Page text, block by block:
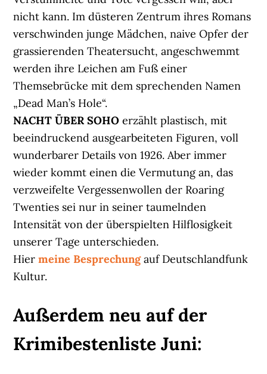
nicht kann. Im düsteren Zentrum ihres Romans
verschwinden junge Mädchen, naive Opfer der
grassierenden Theatersucht, angeschwemmt
werden ihre Leichen am Fuß einer
Themsebrücke mit dem sprechenden Namen
„Dead Man’s Hole“.
NACHT ÜBER SOHO erzählt plastisch, mit
beeindruckend ausgearbeiteten Figuren, voll
wunderbarer Details von 1926. Aber immer
wieder kommt einen die Vermutung an, das
verzweifelte Vergessenwollen der Roaring
Twenties sei nur in seiner taumelnden
Intensität von der überspielten Hilflosigkeit
unserer Tage unterschieden.
Hiermeine Besprechungauf Deutschlandfunk
Kultur.
Außerdem neu auf der
Krimibestenliste Juni: